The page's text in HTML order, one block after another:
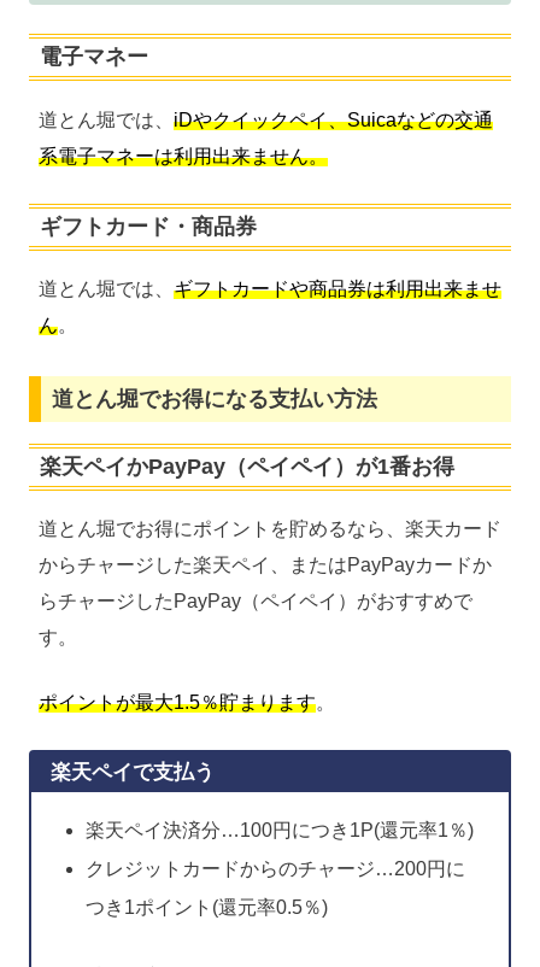
電子マネー
道とん堀では、 iDやクイックペイ、Suicaなどの交通
系電子マネーは利用出来ません。
ギフトカード・商品券
道とん堀では、 ギフトカードや商品券は利用出来ませ
ん。
道とん堀でお得になる支払い方法
楽天ペイかPayPay（ペイペイ）が1番お得
道とん堀でお得にポイントを貯めるなら、楽天カード
からチャージした楽天ペイ、またはPayPayカードか
らチャージしたPayPay（ペイペイ）がおすすめで
す。
ポイントが最大1.5％貯まります。
楽天ペイで支払う
楽天ペイ決済分…100円につき1P(還元率1％)
クレジットカードからのチャージ…200円に
つき1ポイント(還元率0.5％)